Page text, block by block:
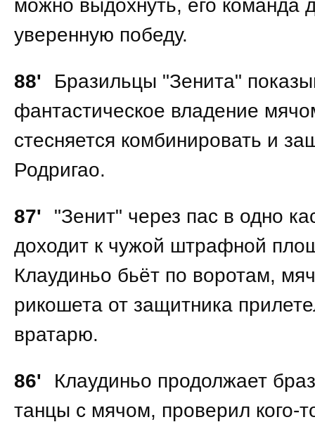
можно выдохнуть, его команда
уверенную победу.
88'
Бразильцы "Зенита"
фантастическое владение
стесняется комбинировать и
Родригао.
87'
"Зенит" через пас в одно
доходит к чужой штрафной
Клаудиньо бьёт по воротам,
рикошета от защитника
вратарю.
86'
Клаудиньо продолжает
танцы с мячом, проверил кого-